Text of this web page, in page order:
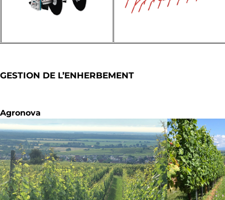
GESTION DE L’ENHERBEMENT
Agronova